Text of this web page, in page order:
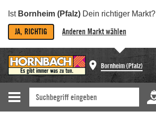
Ist Bornheim (Pfalz) Dein richtiger Markt?
JA, RICHTIG Anderen Markt wählen
Bornheim (Pfalz)